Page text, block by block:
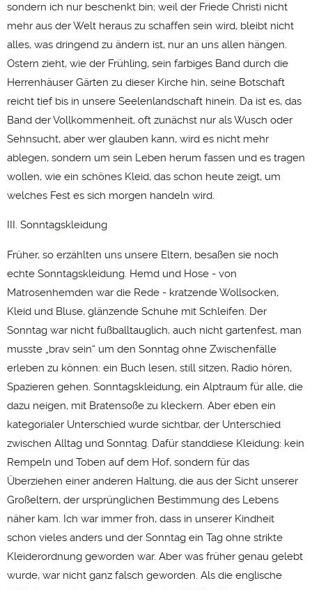
sondern ich nur beschenkt bin; weil der Friede Christi nicht
mehr aus der Welt heraus zu schaffen sein wird, bleibt nicht
alles, was dringend zu ändern ist, nur an uns allen hängen.
Ostern zieht, wie der Frühling, sein farbiges Band durch die
Herrenhäuser Gärten zu dieser Kirche hin, seine Botschaft
reicht tief bis in unsere Seelenlandschaft hinein. Da ist es, das
Band der Vollkommenheit, oft zunächst nur als Wusch oder
Sehnsucht, aber wer glauben kann, wird es nicht mehr
ablegen, sondern um sein Leben herum fassen und es tragen
wollen, wie ein schönes Kleid, das schon heute zeigt, um
welches Fest es sich morgen handeln wird.
III. Sonntagskleidung
Früher, so erzählten uns unsere Eltern, besaßen sie noch
echte Sonntagskleidung. Hemd und Hose - von
Matrosenhemden war die Rede - kratzende Wollsocken,
Kleid und Bluse, glänzende Schuhe mit Schleifen. Der
Sonntag war nicht fußballtauglich, auch nicht gartenfest, man
musste „brav sein“ um den Sonntag ohne Zwischenfälle
erleben zu können: ein Buch lesen, still sitzen, Radio hören,
Spazieren gehen. Sonntagskleidung, ein Alptraum für alle, die
dazu neigen, mit Bratensoße zu kleckern. Aber eben ein
kategorialer Unterschied wurde sichtbar, der Unterschied
zwischen Alltag und Sonntag. Dafür standdiese Kleidung: kein
Rempeln und Toben auf dem Hof, sondern für das
Überziehen einer anderen Haltung, die aus der Sicht unserer
Großeltern, der ursprünglichen Bestimmung des Lebens
näher kam. Ich war immer froh, dass in unserer Kindheit
schon vieles anders und der Sonntag ein Tag ohne strikte
Kleiderordnung geworden war. Aber was früher genau gelebt
wurde, war nicht ganz falsch geworden. Als die englische